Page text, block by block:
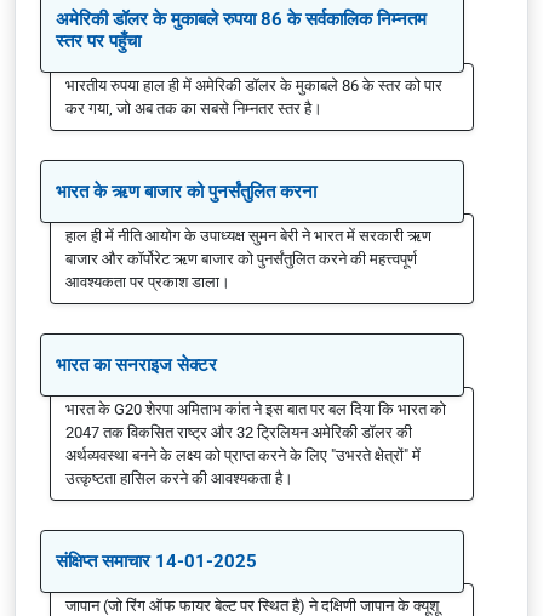
अमेरिकी डॉलर के मुकाबले रुपया 86 के सर्वकालिक निम्नतम
स्तर पर पहुँचा
भारतीय रुपया हाल ही में अमेरिकी डॉलर के मुकाबले 86 के स्तर को पार
कर गया, जो अब तक का सबसे निम्नतर स्तर है।
भारत के ऋण बाजार को पुनर्संतुलित करना
हाल ही में नीति आयोग के उपाध्यक्ष सुमन बेरी ने भारत में सरकारी ऋण
बाजार और कॉर्पोरेट ऋण बाजार को पुनर्संतुलित करने की महत्त्वपूर्ण
आवश्यकता पर प्रकाश डाला।
भारत का सनराइज सेक्टर
भारत के G20 शेरपा अमिताभ कांत ने इस बात पर बल दिया कि भारत को
2047 तक विकसित राष्ट्र और 32 ट्रिलियन अमेरिकी डॉलर की
अर्थव्यवस्था बनने के लक्ष्य को प्राप्त करने के लिए "उभरते क्षेत्रों" में
उत्कृष्टता हासिल करने की आवश्यकता है।
संक्षिप्त समाचार 14-01-2025
जापान (जो रिंग ऑफ फायर बेल्ट पर स्थित है) ने दक्षिणी जापान के क्यूशू